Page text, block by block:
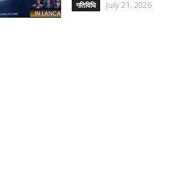
गतिविधि July 21, 2026